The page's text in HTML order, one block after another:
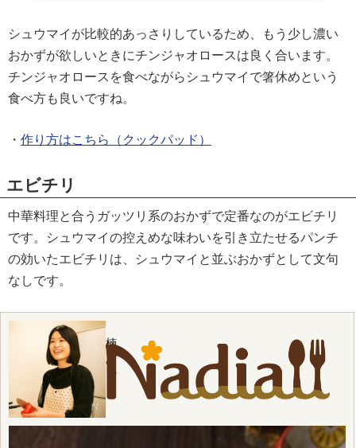
シュウマイが比較的あっさりしているため、もう少し濃い
おかずが欲しいときにチンジャオロースは良く合います。
チンジャオロースを食べながらシュウマイで箸休めという
食べ方も良いですね。
・ 作り方はこちら（クックパッド）
エビチリ
中華料理と合うガッツリ系のおかずで定番なのがエビチリ
です。シュウマイの控えめな味わいを引き立たせるパンチ
の効いたエビチリは、シュウマイと並ぶおかずとして文句
なしです。
楠
み
ど
り